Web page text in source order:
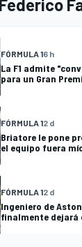
Federico
FÓRMULA 16 h
La F1 admite
para un Gran
FÓRMULA 12 d
Briatore le pone
el equipo fuera
FÓRMULA 12 d
Ingeniero de
finalmente dejará